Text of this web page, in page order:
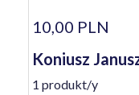
10,00 PLN
Koniusz
1 produkt/y